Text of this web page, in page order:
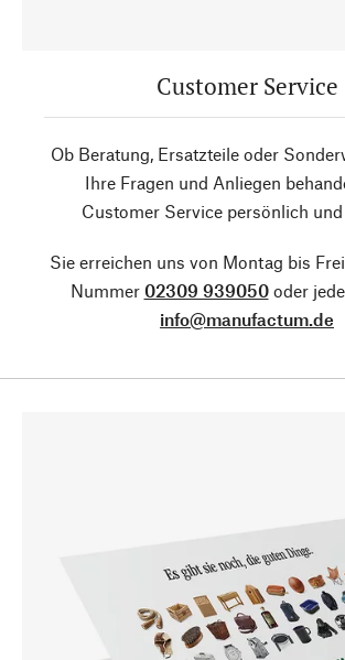
Customer Service
Ob Beratung, Ersatzteile oder
Ihre Fragen und Anliegen
Customer Service persönlich
Sie erreichen uns von Montag bis
Nummer 02309 939050oder
info@manufactum.de